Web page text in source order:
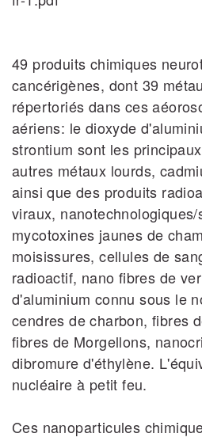
49 produits chimiques
cancérigènes, dont 39
répertoriés dans ces
aériens: le dioxyde
strontium sont les
autres métaux lourds,
ainsi que des produits
viraux,
mycotoxines jaunes de
moisissures, cellules de
radioactif, nano fibres de
d'aluminium connu sous le
cendres de charbon, fibres
fibres de Morgellons,
dibromure d'éthylène.
nucléaire à petit feu.
Ces nanoparticules